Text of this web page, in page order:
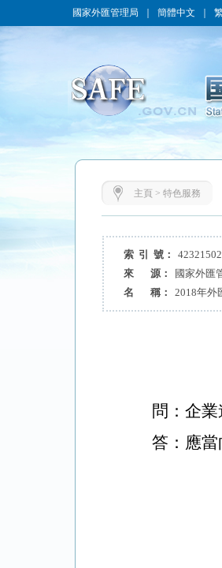
國家外匯管理局 簡體中文
主頁 > 特色服務
索 引 號：
來 源：
國家外匯
名 稱：
2018年外
問：企
答：應